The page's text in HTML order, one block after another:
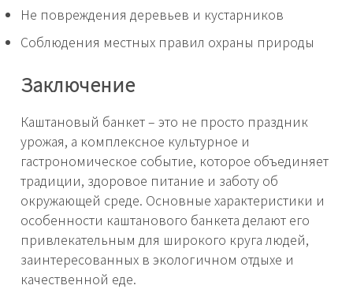
Не повреждения деревьев и кустарников
Соблюдения местных правил охраны природы
Заключение
Каштановый банкет – это не просто праздник
урожая, а комплексное культурное и
гастрономическое событие, которое объединяет
традиции, здоровое питание и заботу об
окружающей среде. Основные характеристики и
особенности каштанового банкета делают его
привлекательным для широкого круга людей,
заинтересованных в экологичном отдыхе и
качественной еде.